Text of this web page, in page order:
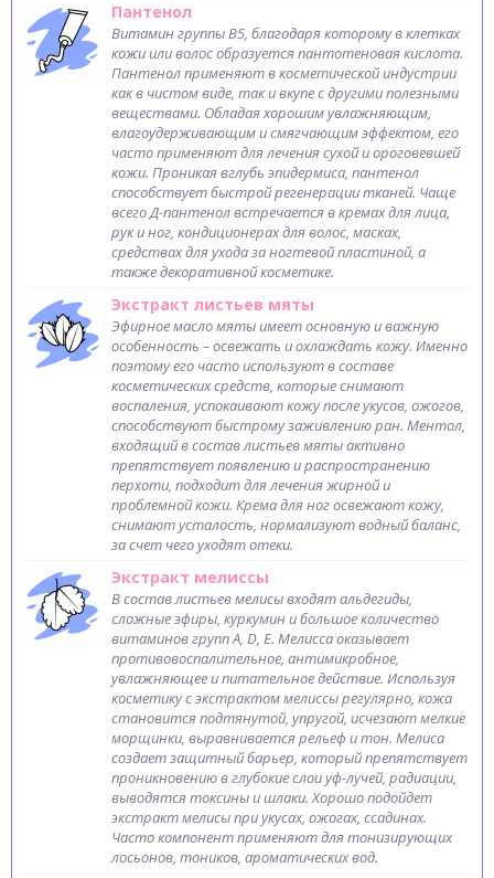
Пантенол
Витамин группы В5, благодаря которому в клетках
кожи или волос образуется пантотеновая кислота.
Пантенол применяют в косметической индустрии
как в чистом виде, так и вкупе с другими полезными
веществами. Обладая хорошим увлажняющим,
влагоудерживающим и смягчающим эффектом, его
часто применяют для лечения сухой и ороговевшей
кожи. Проникая вглубь эпидермиса, пантенол
способствует быстрой регенерации тканей. Чаще
всего Д-пантенол встречается в кремах для лица,
рук и ног, кондиционерах для волос, масках,
средствах для ухода за ногтевой пластиной, а
также декоративной косметике.
Экстракт листьев мяты
Эфирное масло мяты имеет основную и важную
особенность – освежать и охлаждать кожу. Именно
поэтому его часто используют в составе
косметических средств, которые снимают
воспаления, успокаивают кожу после укусов, ожогов,
способствуют быстрому заживлению ран. Ментол,
входящий в состав листьев мяты активно
препятствует появлению и распространению
перхоти, подходит для лечения жирной и
проблемной кожи. Крема для ног освежают кожу,
снимают усталость, нормализуют водный баланс,
за счет чего уходят отеки.
Экстракт мелиссы
В состав листьев мелисы входят альдегиды,
сложные эфиры, куркумин и большое количество
витаминов групп A, D, E. Мелисса оказывает
противовоспалительное, антимикробное,
увлажняющее и питательное действие. Используя
косметику с экстрактом мелиссы регулярно, кожа
становится подтянутой, упругой, исчезают мелкие
морщинки, выравнивается рельеф и тон. Мелиса
создает защитный барьер, который препятствует
проникновению в глубокие слои уф-лучей, радиации,
выводятся токсины и шлаки. Хорошо подойдет
экстракт мелисы при укусах, ожогах, ссадинах.
Часто компонент применяют для тонизирующих
лосьонов, тоников, ароматических вод.